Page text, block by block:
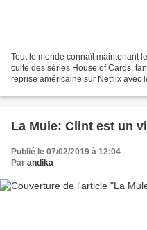
Tout le monde connaît maintenant
culte des séries House of Cards,
reprise américaine sur Netflix avec
La Mule: Clint est un
Publié le 07/02/2019 à 12:04
Par andika